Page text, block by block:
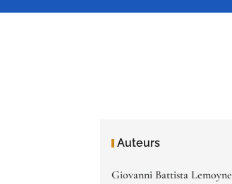
Auteurs
Giovanni Battista Lemoyne